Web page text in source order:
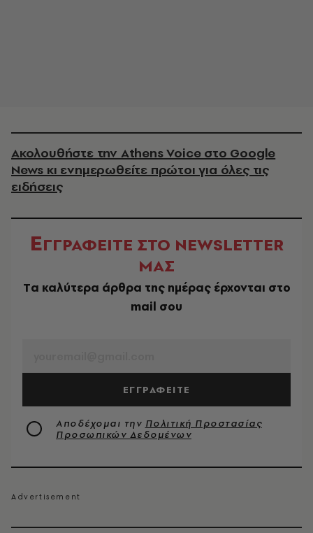
Ακολουθήστε την Athens Voice στο Google
News κι ενημερωθείτε πρώτοι για όλες τις
ειδήσεις
ΕΓΓΡΑΦΕΙΤΕ ΣΤΟ NEWSLETTER
ΜΑΣ
Tα καλύτερα άρθρα της ημέρας έρχονται στο
mail σου
ΕΓΓΡΑΦΕΙΤΕ
Αποδέχομαι την Πολιτική Προστασίας
Προσωπικών Δεδομένων